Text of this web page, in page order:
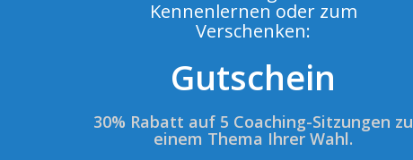
Kennenlernen oder zum
Verschenken:
Gutschein
30% Rabatt auf 5 Coaching-Sitzungen zu
einem Thema Ihrer Wahl.